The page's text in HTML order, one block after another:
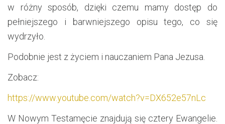
w różny sposób, dzięki czemu mamy dostęp do
pełniejszego i barwniejszego opisu tego, co się
wydrzyło.
Podobnie jest z życiem i nauczaniem Pana Jezusa.
Zobacz:
https://www.youtube.com/watch?v=DX652e57nLc
W Nowym Testamęcie znajdują się cztery Ewangelie.